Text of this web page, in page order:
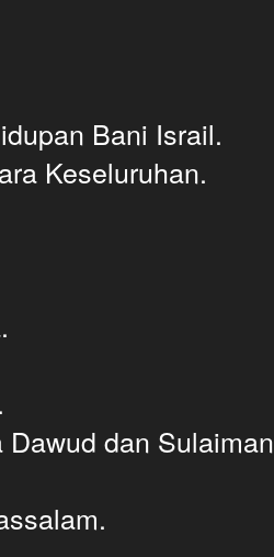
Bani Israil.
Keseluruhan.
dan Sulaiman